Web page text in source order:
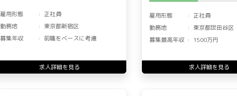
雇用形態
正社員
勤務地
東京都新宿区
募集年収
前職をベースに考慮
求人詳細を見る
雇用形態
正社員
勤務地
東京都世田谷区
募集最高年収
1500万円
求人詳細を見る